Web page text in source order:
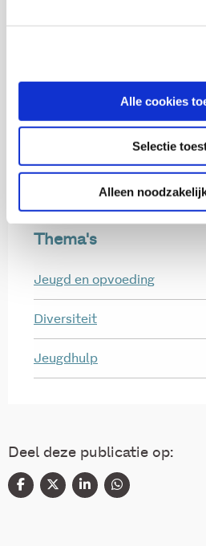
Alle cookies
Selectie
Alleen
S.S.M Meulenbeld
Ruth Yohannes
Medior onderzoeker
Thema's
Jeugd en opvoeding
Diversiteit
Jeugdhulp
Deel deze publicatie op: